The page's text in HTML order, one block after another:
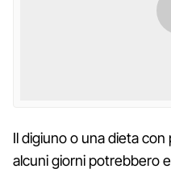
Il digiuno o una dieta
alcuni giorni potrebbero